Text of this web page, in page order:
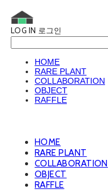
LOG IN 로그인
HOME
RARE PLANT
COLLABORATION
OBJECT
RAFFLE
HOME
RARE PLANT
COLLABORATION
OBJECT
RAFFLE